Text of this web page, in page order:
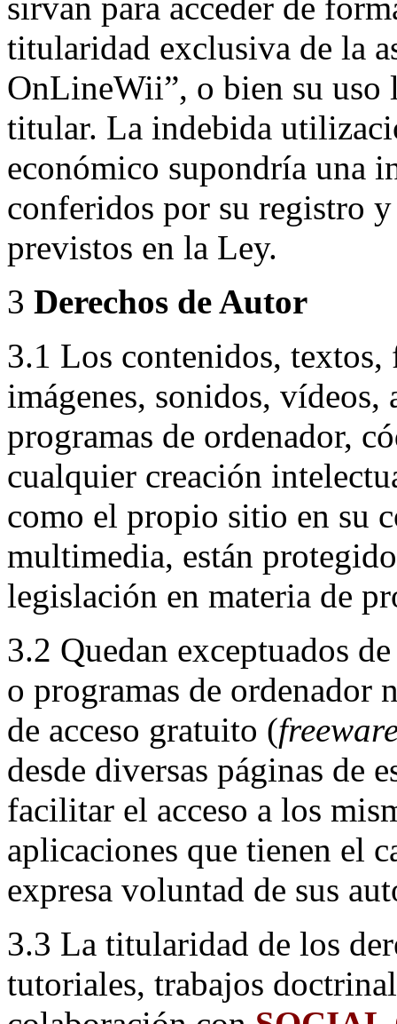
sirvan para acceder de
titularidad exclusiva de la
OnLineWii”, o bien su
titular. La indebida
económico supondría una
conferidos por su registro
previstos en la Ley.
3 Derechos de Autor
3.1 Los contenidos,
imágenes, sonidos, vídeos,
programas de ordenador,
cualquier creación
como el propio sitio en su
multimedia, están
legislación en materia de
3.2 Quedan exceptuados
o programas de ordenador
de acceso gratuito (
desde diversas páginas de
facilitar el acceso a los
aplicaciones que tienen el
expresa voluntad de sus
3.3 La titularidad de los
tutoriales, trabajos